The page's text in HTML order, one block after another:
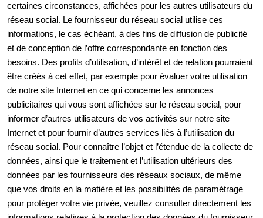
certaines circonstances, affichées pour les autres utilisateurs du
réseau social. Le fournisseur du réseau social utilise ces
informations, le cas échéant, à des fins de diffusion de publicité
et de conception de l’offre correspondante en fonction des
besoins. Des profils d’utilisation, d’intérêt et de relation pourraient
être créés à cet effet, par exemple pour évaluer votre utilisation
de notre site Internet en ce qui concerne les annonces
publicitaires qui vous sont affichées sur le réseau social, pour
informer d’autres utilisateurs de vos activités sur notre site
Internet et pour fournir d’autres services liés à l’utilisation du
réseau social. Pour connaître l’objet et l’étendue de la collecte de
données, ainsi que le traitement et l’utilisation ultérieurs des
données par les fournisseurs des réseaux sociaux, de même
que vos droits en la matière et les possibilités de paramétrage
pour protéger votre vie privée, veuillez consulter directement les